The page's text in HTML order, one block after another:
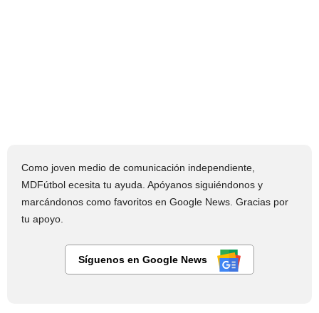
Como joven medio de comunicación independiente,
MDFútbol ecesita tu ayuda. Apóyanos siguiéndonos y
marcándonos como favoritos en Google News. Gracias por
tu apoyo.
Síguenos en Google News